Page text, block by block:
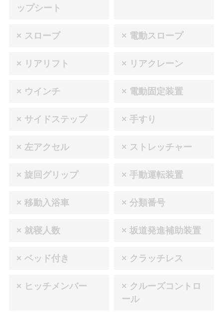
ップシート
× スロープ × 電動スロープ
× リアリフト × リアクレーン
× ウインチ × 電動固定装置
× サイドステップ × 手すり
× 左アクセル × ストレッチャー
× 旋回グリップ × 手動運転装置
× 移動入浴車 × 分類番号
× 就寝人数 × 坂道発進補助装置
× ベッド付き × クラッチレス
× ヒッチメンバー
× クルーズコントロ
ール